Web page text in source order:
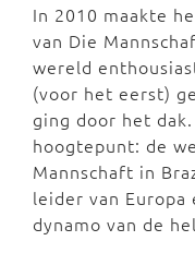
In 2010 maakte
van Die
wereld
(voor het eerst)
ging door het
hoogtepunt: de
Mannschaft in
leider van Europa
dynamo van de